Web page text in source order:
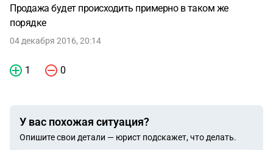
Продажа будет происходить примерно в таком же
порядке
04 декабря 2016, 20:14
1 0
У вас похожая ситуация?
Опишите свои детали — юрист подскажет, что делать.